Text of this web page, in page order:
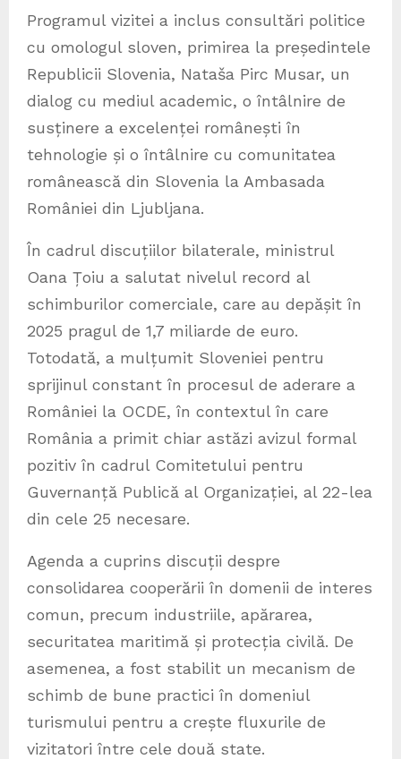
Programul vizitei a inclus consultări politice
cu omologul sloven, primirea la președintele
Republicii Slovenia, Nataša Pirc Musar, un
dialog cu mediul academic, o întâlnire de
susținere a excelenței românești în
tehnologie și o întâlnire cu comunitatea
românească din Slovenia la Ambasada
României din Ljubljana.
În cadrul discuțiilor bilaterale, ministrul
Oana Țoiu a salutat nivelul record al
schimburilor comerciale, care au depășit în
2025 pragul de 1,7 miliarde de euro.
Totodată, a mulțumit Sloveniei pentru
sprijinul constant în procesul de aderare a
României la OCDE, în contextul în care
România a primit chiar astăzi avizul formal
pozitiv în cadrul Comitetului pentru
Guvernanță Publică al Organizației, al 22-lea
din cele 25 necesare.
Agenda a cuprins discuții despre
consolidarea cooperării în domenii de interes
comun, precum industriile, apărarea,
securitatea maritimă și protecția civilă. De
asemenea, a fost stabilit un mecanism de
schimb de bune practici în domeniul
turismului pentru a crește fluxurile de
vizitatori între cele două state.